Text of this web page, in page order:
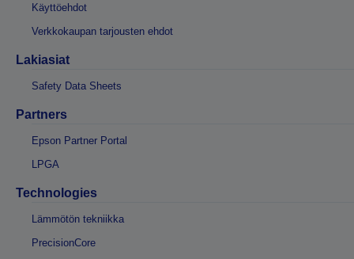
Käyttöehdot
Verkkokaupan tarjousten ehdot
Lakiasiat
Safety Data Sheets
Partners
Epson Partner Portal
LPGA
Technologies
Lämmötön tekniikka
PrecisionCore